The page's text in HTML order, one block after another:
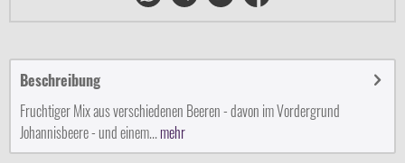
Beschreibung
Fruchtiger Mix aus verschiedenen Beeren - davon im Vordergrund
Johannisbeere - und einem...mehr